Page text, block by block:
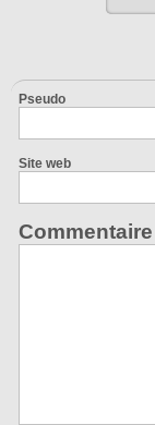
Pseudo
Site web
Commentaire